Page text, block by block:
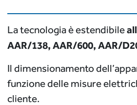
La tecnologia è estendibile
AAR/138, AAR/600, AAR/
Il dimensionamento
funzione delle misure
cliente.